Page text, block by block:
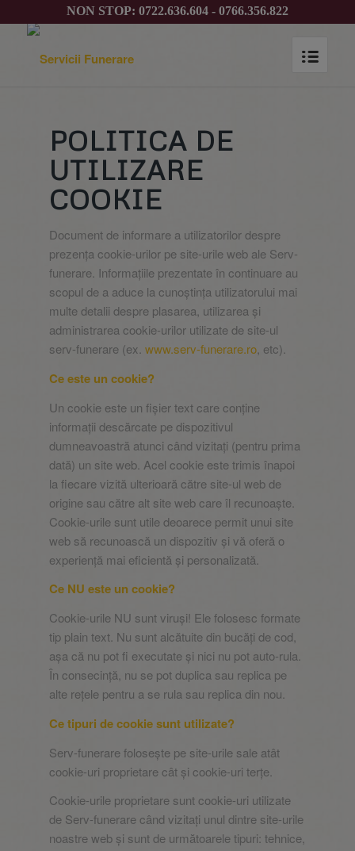
NON STOP: 0722.636.604 - 0766.356.822
POLITICA DE
UTILIZARE
COOKIE
Document de informare a utilizatorilor despre
prezența cookie-urilor pe site-urile web ale Serv-
funerare. Informațiile prezentate în continuare au
scopul de a aduce la cunoștința utilizatorului mai
multe detalii despre plasarea, utilizarea și
administrarea cookie-urilor utilizate de site-ul
serv-funerare (ex.www.serv-funerare.ro , etc).
Ce este un cookie?
Un cookie este un fișier text care conține
informații descărcate pe dispozitivul
dumneavoastră atunci când vizitați (pentru prima
dată) un site web. Acel cookie este trimis înapoi
la fiecare vizită ulterioară către site-ul web de
origine sau către alt site web care îl recunoaște.
Cookie-urile sunt utile deoarece permit unui site
web să recunoască un dispozitiv și vă oferă o
experiență mai eficientă și personalizată.
Ce NU este un cookie?
Cookie-urile NU sunt viruși! Ele folosesc formate
tip plain text. Nu sunt alcătuite din bucăți de cod,
așa că nu pot fi executate și nici nu pot auto-rula.
În consecință, nu se pot duplica sau replica pe
alte rețele pentru a se rula sau replica din nou.
Ce tipuri de cookie sunt utilizate?
Serv-funerare folosește pe site-urile sale atât
cookie-uri proprietare cât și cookie-uri terțe.
Cookie-urile proprietare sunt cookie-uri utilizate
de Serv-funerare când vizitați unul dintre site-urile
noastre web și sunt de următoarele tipuri: tehnice,